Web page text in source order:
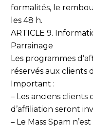
formalités, le
les 48 h.
ARTICLE 9.
Parrainage
Les programmes
réservés aux clients
Important :
– Les anciens
d’affiliation seront
– Le Mass Spam